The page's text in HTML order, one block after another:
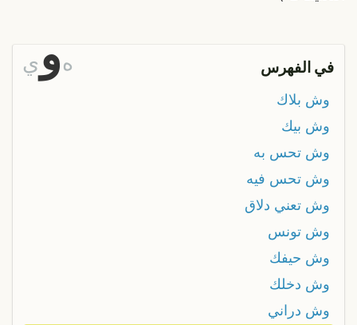
في الفهرس هو ي
وش بلاك
وش بيك
وش تحس به
وش تحس فيه
وش تعني دلاق
وش تونس
وش حيفك
وش دخلك
وش دراني